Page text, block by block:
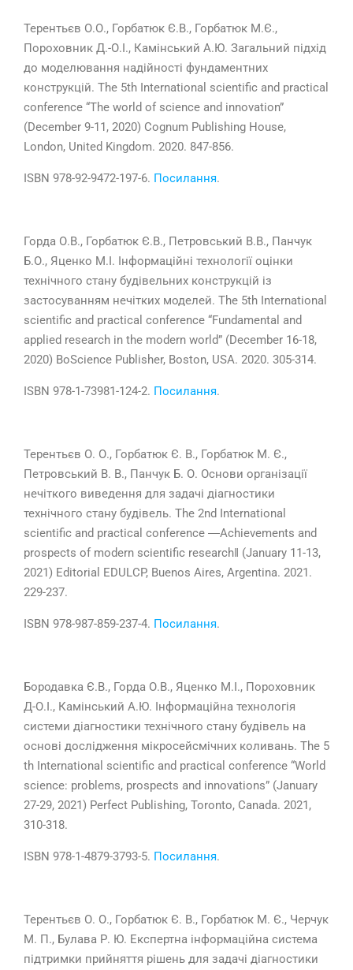
Терентьєв О.О., Горбатюк Є.В., Горбатюк М.Є.,
Пороховник Д.-О.І., Камінський А.Ю. Загальний підхід
до моделювання надійності фундаментних
конструкцій. The 5th International scientific and practical
conference “The world of science and innovation”
(December 9-11, 2020) Cognum Publishing House,
London, United Kingdom. 2020. 847-856.
ISBN 978-92-9472-197-6. Посилання.
Горда О.В., Горбатюк Є.В., Петровський В.В., Панчук
Б.О., Яценко М.І. Інформаційні технології оцінки
технічного стану будівельних конструкцій із
застосуванням нечітких моделей. The 5th International
scientific and practical conference “Fundamental and
applied research in the modern world” (December 16-18,
2020) BoScience Publisher, Boston, USA. 2020. 305-314.
ISBN 978-1-73981-124-2. Посилання.
Терентьєв О. О., Горбатюк Є. В., Горбатюк М. Є.,
Петровський В. В., Панчук Б. О. Основи організації
нечіткого виведення для задачі діагностики
технічного стану будівель. The 2nd International
scientific and practical conference ―Achievements and
prospects of modern scientific research‖ (January 11-13,
2021) Editorial EDULCP, Buenos Aires, Argentina. 2021.
229-237.
ISBN 978-987-859-237-4. Посилання.
Бородавка Є.В., Горда О.В., Яценко М.І., Пороховник
Д-О.І., Камінський А.Ю. Інформаційна технологія
системи діагностики технічного стану будівель на
основі дослідження мікросейсмічних коливань. The 5
th International scientific and practical conference “World
science: problems, prospects and innovations” (January
27-29, 2021) Perfect Publishing, Toronto, Canada. 2021,
310-318.
ISBN 978-1-4879-3793-5. Посилання.
Терентьєв О. О., Горбатюк Є. В., Горбатюк М. Є., Черчук
М. П., Булава Р. Ю. Експертна інформаційна система
підтримки прийняття рішень для задачі діагностики